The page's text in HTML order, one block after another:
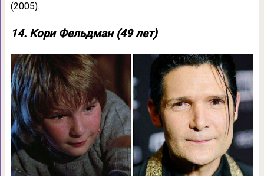
(2005).
14. Кори Фельдман (49 лет)